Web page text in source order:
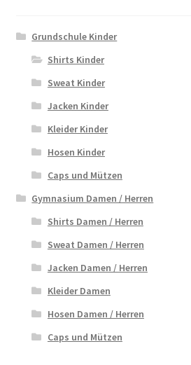
Grundschule Kinder
Shirts Kinder
Sweat Kinder
Jacken Kinder
Kleider Kinder
Hosen Kinder
Caps und Mützen
Gymnasium Damen / Herren
Shirts Damen / Herren
Sweat Damen / Herren
Jacken Damen / Herren
Kleider Damen
Hosen Damen / Herren
Caps und Mützen